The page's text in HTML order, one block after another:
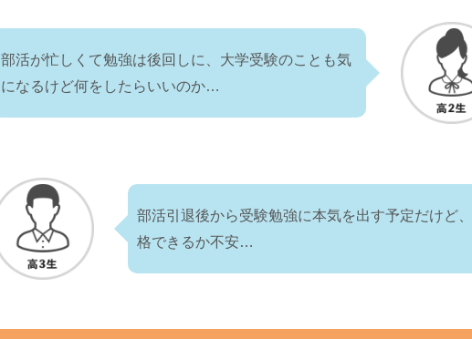
部活が忙しくて勉強は後回しに、大学受験のことも気
になるけど何をしたらいいのか…
部活引退後から受験勉強に本気を出す予定だけど
格できるか不安…